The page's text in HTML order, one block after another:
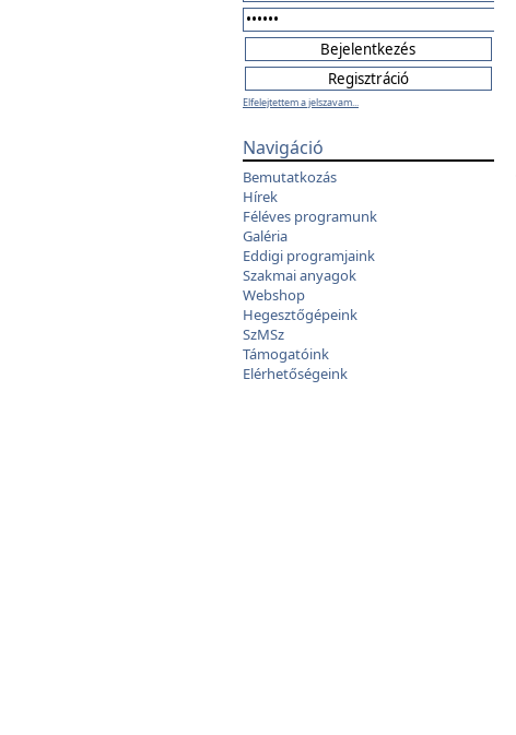
Elfelejtettem a jelszavam...
Navigáció
Bemutatkozás
Hírek
Féléves programunk
Galéria
Eddigi programjaink
Szakmai anyagok
Webshop
Hegesztőgépeink
SzMSz
Támogatóink
Elérhetőségeink